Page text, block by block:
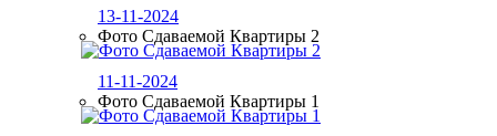
13-11-2024
Фото Сдаваемой Квартиры 2
11-11-2024
Фото Сдаваемой Квартиры 1